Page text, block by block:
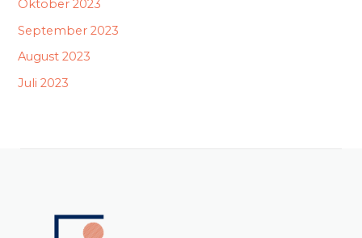
Oktober 2023
September 2023
August 2023
Juli 2023